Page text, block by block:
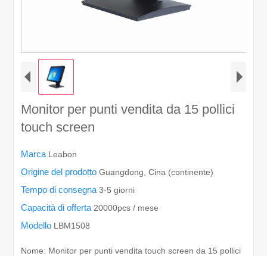
Monitor per punti vendita da 15 pollici
touch screen
Marca Leabon
Origine del prodottoGuangdong, Cina (continente)
Tempo di consegna3-5 giorni
Capacità di offerta 20000pcs / mese
Modello LBM1508
Nome: Monitor per punti vendita touch screen da 15 pollici